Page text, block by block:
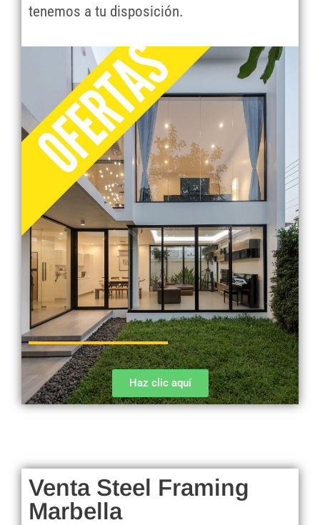
tenemos a tu disposición.
Haz clic aquí
Venta Steel Framing
Marbella